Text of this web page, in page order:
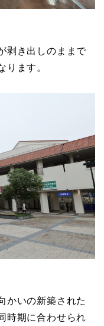
剥き出しのままで
ります。
かいの新築された
時期に合わせられ